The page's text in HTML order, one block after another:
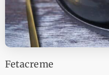
Fetacreme